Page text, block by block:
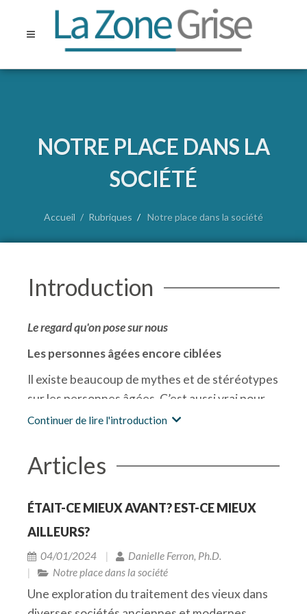
NOTRE PLACE DANS LA
SOCIÉTÉ
Accueil Rubriques Notre place dans la société
Introduction
Le regard qu'on pose sur nous
Les personnes âgées encore ciblées
Il existe beaucoup de mythes et de stéréotypes
sur les personnes âgées. C’est aussi vrai pour
tout autre groupe marginalisé : les femmes, les
personnes ayant un handicap, les immigrants et
ainsi de suite. Mais alors que les blagues ou
racistes sont désormais considérés
inacceptables et sont enfin bannis de l’espace
public, les personnes âgées constituent encore
de très bonnes cibles. Et cela est toléré et
même considéré anodin y inclus par les
personnes âgées elles-mêmes. Mais d’abord
Continuer de lire l'introduction
Articles
ÉTAIT-CE MIEUX AVANT? EST-CE MIEUX
AILLEURS?
04/01/2024
Danielle Ferron, Ph.D.
Notre place dans la société
Une exploration du traitement des vieux dans